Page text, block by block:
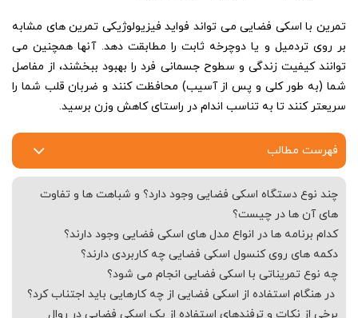
تمرین با اسکی فضایی می تواند فواید فیزیولوژیکی تمرین های مشابه
بر روی تردمیل و یا دوچرخه ثابت را مطابقت دهد. آنها همچنین می
توانند کیفیت زندگی و سطوح جسمانی فرد را بهبود ببخشند، از مفاصل
شما (به طور کلی و پس از آسیب) محافظت کنند و ضربان قلب شما را
سریعتر کنند تا به تناسب اندام در راستای کاهش وزن برسید.
فهرست مطالب
چند نوع دستگاه اسکی فضایی وجود دارد؟ و شباهت ها و تفاوت
های آن ها در چیست؟
کدام برنامه ها در انواع مدل های اسکی فضایی وجود دارند؟
دکمه های روی کنسول اسکی فضایی چه کاربردی دارند؟
چه نوع تمریناتی با اسکی فضایی انجام می شود؟
در هنگام استفاده از اسکی فضایی از چه کارهایی باید اجتناب کرد؟
برخی از نکات و ترفندهای استفاده از یک اسکی فضایی در روال